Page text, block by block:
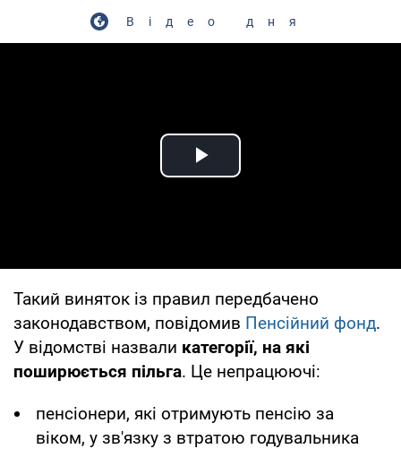
Відео дня
Play Video
Такий виняток із правил передбачено
законодавством, повідомив Пенсійний фонд.
У відомстві назвали категорії, на які
поширюється пільга. Це непрацюючі:
пенсіонери, які отримують пенсію за
віком, у зв'язку з втратою годувальника